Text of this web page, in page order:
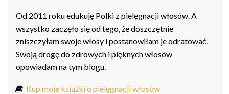
Od 2011 roku edukuję Polki z pielęgnacji włosów. A
wszystko zaczęło się od tego, że doszczętnie
zniszczyłam swoje włosy i postanowiłam je odratować.
Swoją drogę do zdrowych i pięknych włosów
opowiadam na tym blogu.
Kup moje książki o pielęgnacji włosów